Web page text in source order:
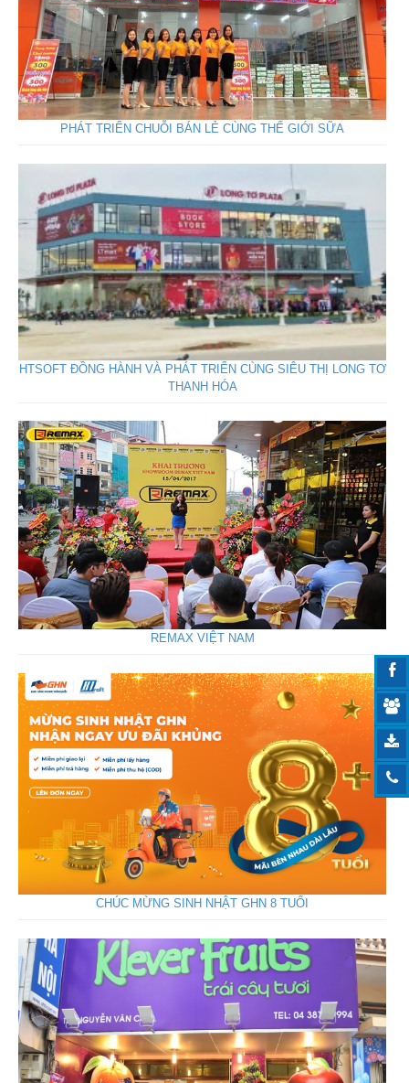
PHÁT TRIỂN CHUỖI BÁN LẺ CÙNG THẾ GIỚI SỮA
HTSOFT ĐỒNG HÀNH VÀ PHÁT TRIỂN CÙNG SIÊU THỊ LONG TƠ
THANH HÓA
REMAX VIỆT NAM
CHÚC MỪNG SINH NHẬT GHN 8 TUỔI